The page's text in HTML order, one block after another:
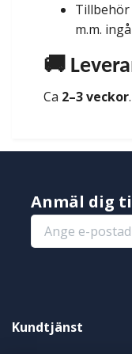
m.m.
🚚
Ca 2–3 veckor.
Anmäl dig
Kundtjänst